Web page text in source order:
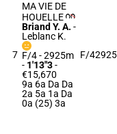
7
MA VIE DE
HOUELLE
Briand Y. A. -
Leblanc K.
F/4 - 2925m
- 1'13"3-
€15,670
9a 6a Da Da
2a 5a 1a Da
0a (25) 3a
F/4